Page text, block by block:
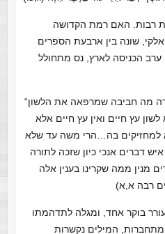
רבות. האם רמת הקדושה
שונה בין ארבעת הספרים
הכניסה לארץ, נס מתחולל
“אמר הקב”ה ראה לשונה של תורה מה חביבה שמרפאה את הלשון
עץ חיים ואין עץ חיים אלא
למחזיקים בה…הרי משה עד שלא
דברים אנכי כיון שזכה לתורה
מנין ממה שקרינו בענין אלה
בוקר אחד, ומגלה לתדהמתו
המילים נקשרות